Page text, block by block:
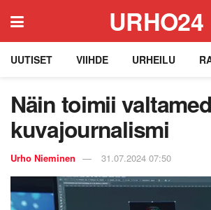
URHO24
UUTISET VIIHDE URHEILU
Näin toimii
kuvajournalismi
Urho Nieminen 31.07.2024 07:50